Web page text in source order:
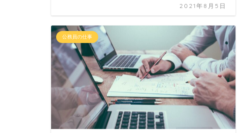
2021年8月5日
公務員の仕事